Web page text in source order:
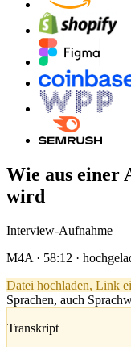
Wie aus einer
wird
Interview-Aufnahme
M4A · 58:12 ·
Datei hochladen, Link
Sprachen, auch
Transkript